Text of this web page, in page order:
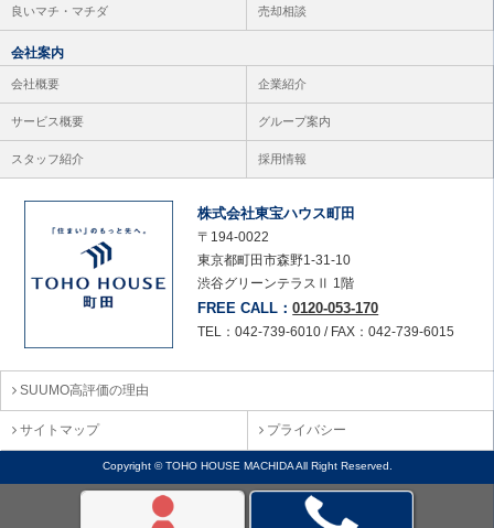
良いマチ・マチダ 売却相談
会社案内
会社概要 企業紹介
サービス概要 グループ案内
スタッフ紹介 採用情報
株式会社東宝ハウス町田
〒194-0022
東京都町田市森野1-31-10
渋谷グリーンテラスⅡ 1階
FREE CALL：0120-053-170
TEL：042-739-6010 / FAX：042-739-6015
SUUMO高評価の理由
サイトマップ プライバシー
Copyright © TOHO HOUSE MACHIDA All Right Reserved.